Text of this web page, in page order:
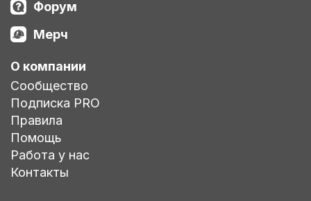
Форум
Мерч
О компании
Сообщество
Подписка PRO
Правила
Помощь
Работа у нас
Контакты